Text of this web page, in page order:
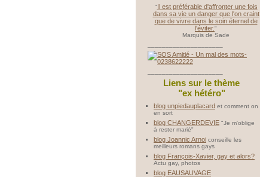
"Il est préférable d'affronter une fois
dans sa vie un danger que l'on craint
que de vivre dans le soin éternel de
l'éviter."
Marquis de Sade
Liens sur le thème
"ex hétéro"
blog unpiedauplacard et comment on
en sort
blog CHANGERDEVIE "Je m'oblige
à rester marié"
blog Joannic Arnoi conseille les
meilleurs romans gays
blog François-Xavier, gay et alors?
Actu gay, photos
blog EAUSAUVAGE